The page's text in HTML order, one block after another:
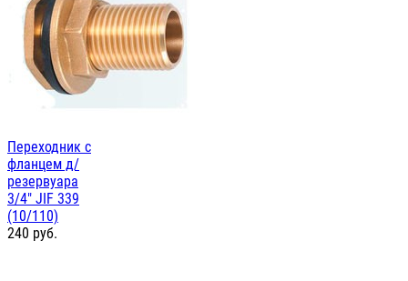
Переходник с
фланцем д/
резервуара
3/4" JIF 339
(10/110)
240 руб.